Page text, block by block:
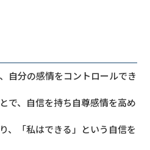
自分の感情をコントロールでき
で、自信を持ち自尊感情を高め
、「私はできる」という自信を